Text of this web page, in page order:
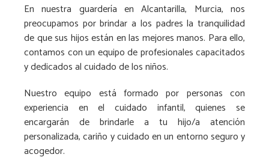
En nuestra guardería en Alcantarilla, Murcia, nos
preocupamos por brindar a los padres la tranquilidad
de que sus hijos están en las mejores manos. Para ello,
contamos con un equipo de profesionales capacitados
y dedicados al cuidado de los niños.
Nuestro equipo está formado por personas con
experiencia en el cuidado infantil, quienes se
encargarán de brindarle a tu hijo/a atención
personalizada, cariño y cuidado en un entorno seguro y
acogedor.